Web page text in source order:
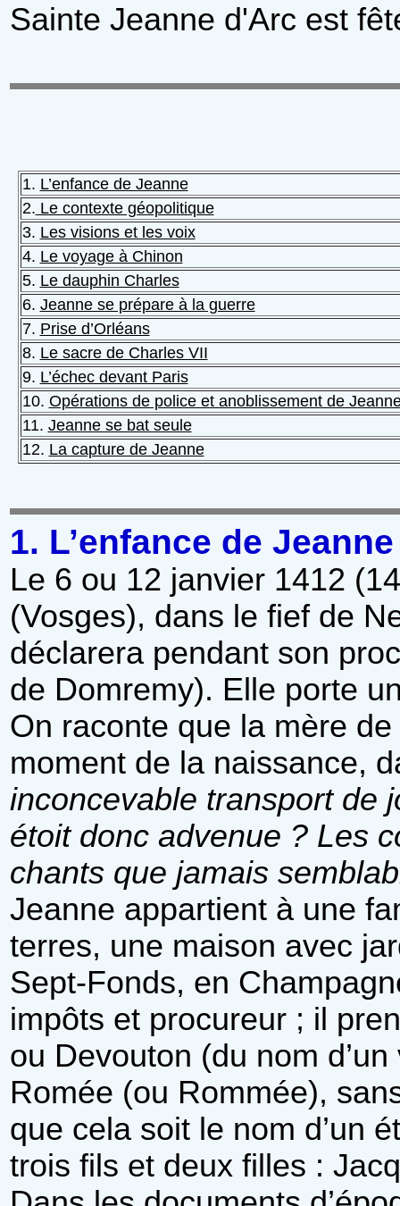
Sainte Jeanne d'Arc est
1. L’enfance de Jeanne
2. Le contexte géopolitique
3. Les visions et les voix
4. Le voyage à Chinon
5. Le dauphin Charles
6. Jeanne se prépare à la guerre
7. Prise d’Orléans
8. Le sacre de Charles VII
9. L’échec devant Paris
10. Opérations de police et anoblissement de
11. Jeanne se bat seule
12. La capture de Jeanne
1. L’enfance de Jeanne
Le 6 ou 12 janvier 1412
(Vosges), dans le fief de
déclarera pendant son
de Domremy). Elle porte
On raconte que la mère
moment de la naissance,
inconcevable transport de
étoit donc advenue ? Les
chants que jamais
Jeanne appartient à une
terres, une maison avec
Sept-Fonds, en
impôts et procureur ; il
ou Devouton (du nom
Romée (ou Rommée),
que cela soit le nom d’un
trois fils et deux filles :